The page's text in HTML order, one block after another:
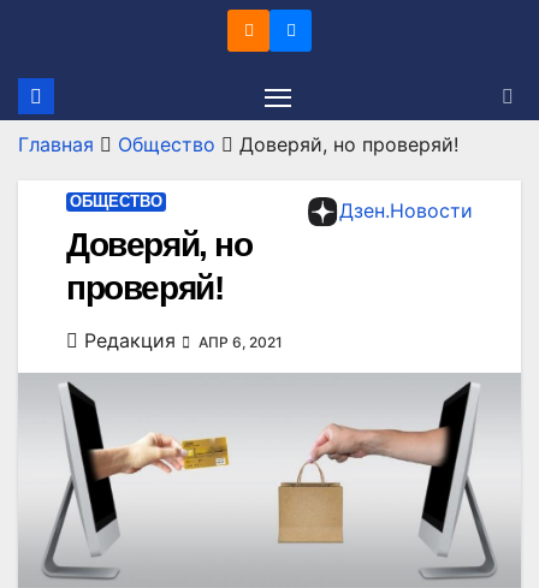
содержимому
Главная Общество Доверяй, но проверяй!
Дзен.Новости
ОБЩЕСТВО
Доверяй, но
проверяй!
Редакция АПР 6, 2021